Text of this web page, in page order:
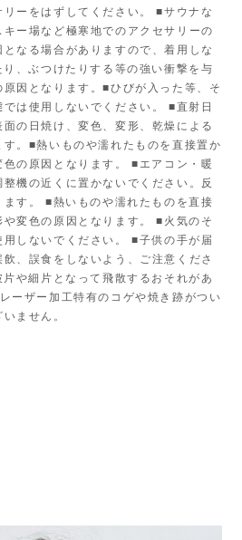
ーをはずしてください。 ■サウナな
ー場など極寒地でのアクセサリーの
なる場合がありますので、着用しな
、ぶつけたりする等の強い衝撃を与
因となります。■ひびが入った等、そ
は使用しないでください。 ■直射日
の日焼け、変色、変形、乾燥による
。■熱いものや濡れたものを直接置か
の原因となります。 ■エアコン・暖
機の近くに置かないでください。反
す。 ■熱いものや濡れたものを直接
変色の原因となります。 ■火気のそ
しないでください。 ■子供の手が届
、誤食をしないよう、ご注意くださ
や細片となって飛散するおそれがあ
ーザー加工特有のコゲや焼き跡がつい
ません。